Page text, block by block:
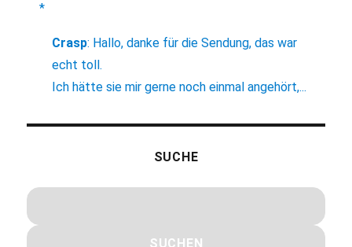
*
Crasp: Hallo, danke für die Sendung, das war
echt toll.
Ich hätte sie mir gerne noch einmal angehört,...
SUCHE